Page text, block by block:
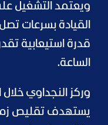
ويعتمد التشغيل
الساعة.
وركز النجداوي
يستهدف تقليص زمن